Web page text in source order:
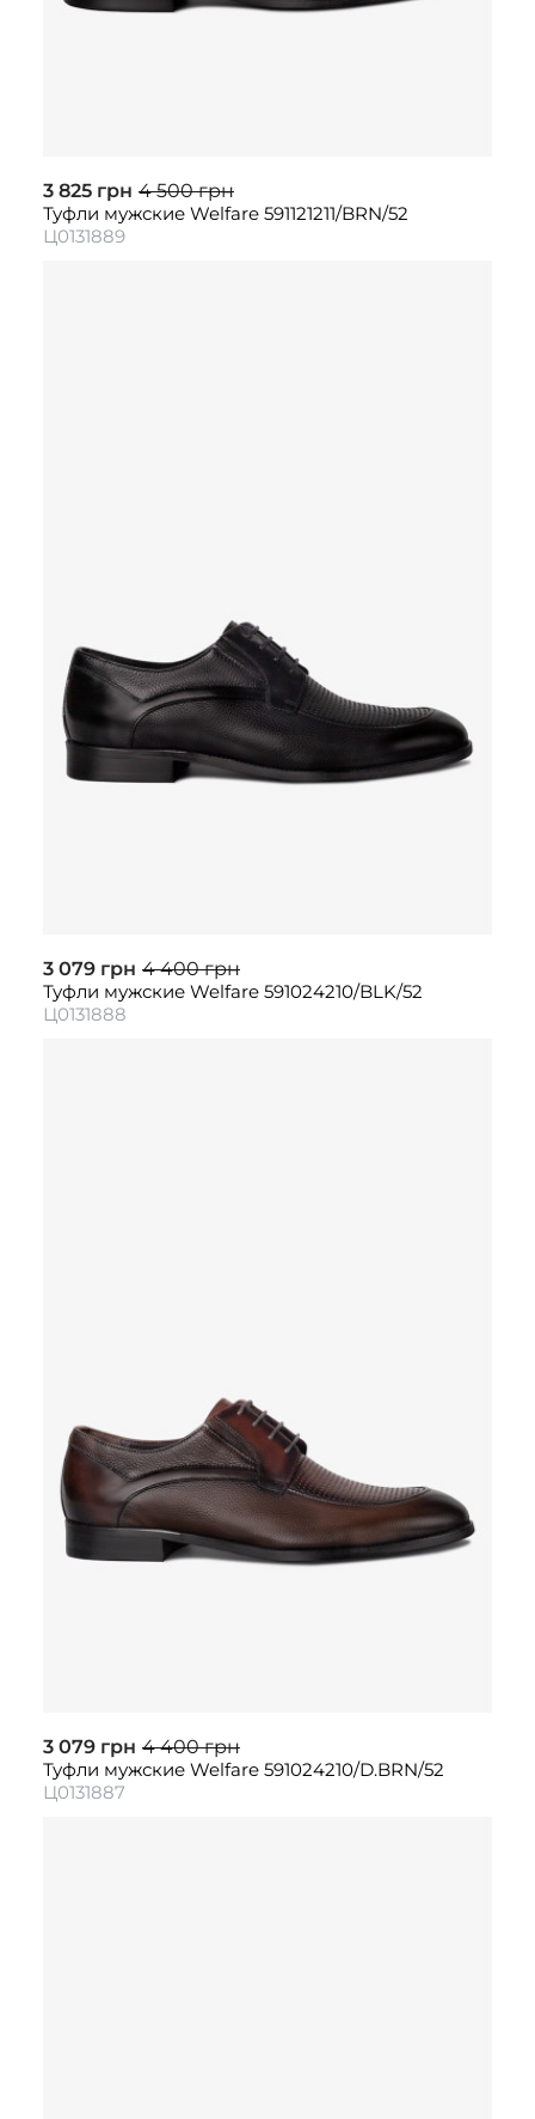
3 825 грн 4 500 грн
Туфли мужские Welfare 591121211/BRN/52
Ц0131889
3 079 грн 4 400 грн
Туфли мужские Welfare 591024210/BLK/52
Ц0131888
3 079 грн 4 400 грн
Туфли мужские Welfare 591024210/D.BRN/52
Ц0131887